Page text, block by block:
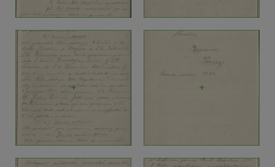
+ +